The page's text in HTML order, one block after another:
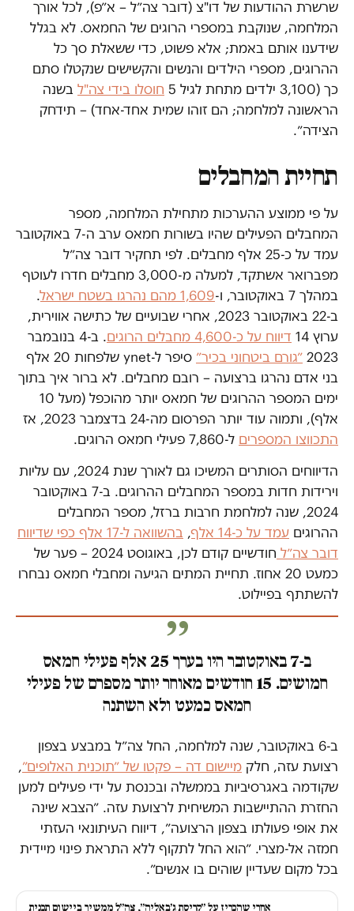
שרשרת ההודעות של דו"צ (דובר צה״ל – א״פ), לכל אורך
המלחמה, שנוקבת במספרי הרוגים של החמאס. לא בגלל
שידענו אותם באמת; אלא פשוט, כדי ששאלת סך כל
ההרוגים, מספרי הילדים והנשים והקשישים שנקטלו סתם
כך (3,100 ילדים מתחת לגיל 5
חוסלו בידי צה"ל בשנה
הראשונה למלחמה; הם זוהו שמית אחד-אחד) – תידחק
הצידה״.
תחיית המחבלים
על פי ממוצע ההערכות מתחילת המלחמה, מספר
המחבלים הפעילים שהיו בשורות חמאס ערב ה-7 באוקטובר
עמד על כ-25 אלף מחבלים. לפי תחקיר דובר צה״ל
מפברואר אשתקד, למעלה מ-3,000 מחבלים חדרו לעוטף
במהלך 7 באוקטובר, ו-
1,609 מהם נהרגו בשטח ישראל
.
ב-22 באוקטובר 2023, אחרי שבועיים של כתישה אווירית,
ערוץ 14
דיווח על כ-4,600 מחבלים הרוגים
. ב-4 בנובמבר
2023 ״גורם ביטחוני בכיר״
סיפר ל-ynet שלפחות 20 אלף
בני אדם נהרגו ברצועה – רובם מחבלים. לא ברור איך בתוך
ימים המספר ההרוגים של חמאס יותר מהוכפל (מעל 10
אלף), ותמוה עוד יותר הפרסום מה-24 בדצמבר 2023, אז
התכווצו המספרים ל-7,860 פעילי חמאס הרוגים.
הדיווחים הסותרים המשיכו גם לאורך שנת 2024, עם עליות
וירידות חדות במספר המחבלים ההרוגים. ב-7 באוקטובר
2024, שנה למלחמת חרבות ברזל, מספר המחבלים
ההרוגים עמד על כ-14 אלף ,
בהשוואה ל-17 אלף כפי שדיווח
דובר צה״ל
חודשיים קודם לכן, באוגוסט 2024 – פער של
כמעט 20 אחוז. תחיית המתים הגיעה ומחבלי חמאס נבחרו
להשתתף בפיילוט.
ב-7 באוקטובר היו בערך 25 אלף פעילי חמאס
חמושים. 15 חודשים מאוחר יותר מספרם של פעילי
חמאס כמעט ולא השתנה
ב-6 באוקטובר, שנה למלחמה, החל צה״ל במבצע בצפון
רצועת עזה, חלק מיישום דה – פקטו של ״תוכנית האלופים״,
שקודמה באגרסיביות בממשלה ובכנסת על ידי פעילים למען
החזרת ההתיישבות המשיחית לרצועת עזה. ״הצבא שינה
את אופי פעולתו בצפון הרצועה״, דיווח העיתונאי העזתי
חמזה אל-מצרי. ״הוא החל לתקוף ללא התראת פינוי מיידית
בכל מקום שעדיין שוהים בו אנשים״.
אחרי שהכריז על ״קריסת ג׳באליה״, צה״ל ממשיך ביישום תכנית